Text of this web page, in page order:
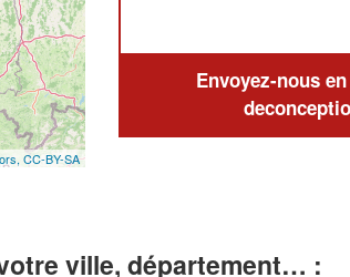
CC-BY-SA
Envoyez-nous
ville, département… :